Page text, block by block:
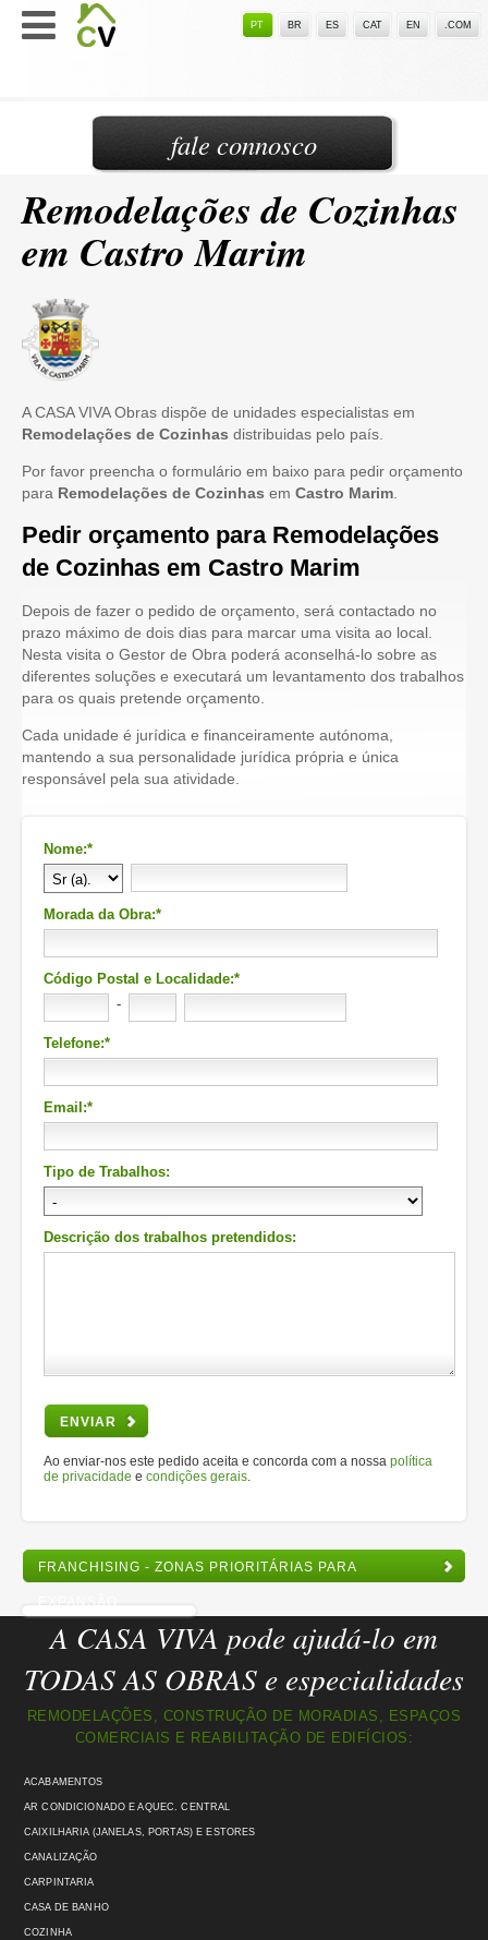
PT BR ES CAT EN .COM
Remodelações de Cozinhas
em Castro Marim
A CASA VIVA Obras dispõe de unidades especialistas em
Remodelações de Cozinhas distribuidas pelo país.
Por favor preencha o formulário em baixo para pedir orçamento
para Remodelações de Cozinhas em Castro Marim
Pedir orçamento para Remodelações
de Cozinhas em Castro Marim
Depois de fazer o pedido de orçamento, será contactado no
prazo máximo de dois dias para marcar uma visita ao local.
Nesta visita o Gestor de Obra poderá aconselhá-lo sobre as
diferentes soluções e executará um levantamento dos trabalhos
para os quais pretende orçamento.
Cada unidade é jurídica e financeiramente autónoma,
mantendo a sua personalidade jurídica própria e única
responsável pela sua atividade.
Nome:*
Morada da Obra:*
Código Postal e Localidade:*
-
Telefone:*
Email:*
Tipo de Trabalhos:
Descrição dos trabalhos pretendidos:
ENVIAR
Ao enviar-nos este pedido aceita e concorda com a nossa política
de privacidade e condições gerais
FRANCHISING - ZONAS PRIORITÁRIAS PARA
EXPANSÃO
fale connosco
A CASA VIVA pode ajudá-lo em
TODAS AS OBRAS e especialidades
REMODELAÇÕES, CONSTRUÇÃO DE MORADIAS, ESPAÇOS
COMERCIAIS E REABILITAÇÃO DE EDIFÍCIOS:
ACABAMENTOS
AR CONDICIONADO E AQUEC. CENTRAL
CAIXILHARIA (JANELAS, PORTAS) E ESTORES
CANALIZAÇÃO
CARPINTARIA
CASA DE BANHO
COZINHA